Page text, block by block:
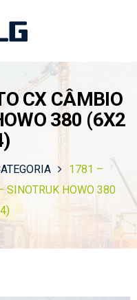
CX CÂMBIO
380 (6X2
1781 –
SINOTRUK HOWO 380